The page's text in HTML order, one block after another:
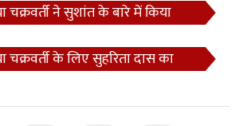
चक्रवर्ती ने सुशांत के बारे में किया
चक्रवर्ती के लिए सुहरिता दास का